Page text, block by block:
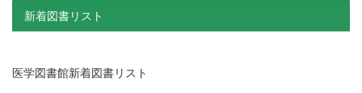
新着図書リスト
医学図書館新着図書リスト